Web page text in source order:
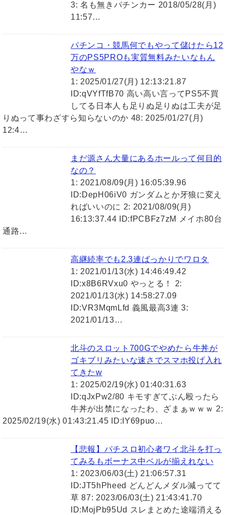
3: 名も無きパチンカー 2018/05/28(月)
11:57…
パチンコ・競馬何でもやって儲けたら12
万のPS5PROも実質無料みたいなもん
やなｗ
1: 2025/01/27(月) 12:13:21.87
ID:qVYfTfB70 高い高い言ってPS5不買
してる日本人も足りぬ足りぬは工夫が足
りぬって事わざすら知らないのか 48: 2025/01/27(月)
12:4…
まだ源さん大量にあるホールって何目的
なの？
1: 2021/08/09(月) 16:05:39.96
ID:DepH06iV0 ガンダムとか牙狼に変え
ればいいのに 2: 2021/08/09(月)
16:13:37.44 ID:fPCBFz7zM メイホ80台
通路…
高継続率でも2.3連ばっかりでワロタ
1: 2021/01/13(水) 14:46:49.42
ID:x8B6RVxu0 やっとる！ 2:
2021/01/13(水) 14:58:27.09
ID:VR3MqmLfd 義風最高3連 3:
2021/01/13…
北斗のスロット700Gでやめたら牛丼が
ゴキブリみたいな速さでスマホ投げ入れ
てきたw
1: 2025/02/19(水) 01:40:31.63
ID:qJxPw2/80 キモすぎてぶん殴ったら
牛丼が出禁になったわ、ざまぁｗｗｗ 2:
2025/02/19(水) 01:43:21.45 ID:IY69puo…
【悲報】パチスロ初心者ワイ北斗を打っ
てみるもボーナス中ベルが揃えれない
1: 2023/06/03(土) 21:06:57.31
ID:JT5hPheed どんどんメダル減ってて
草 87: 2023/06/03(土) 21:43:41.70
ID:MojPb95Ud スレまとめた途端消える